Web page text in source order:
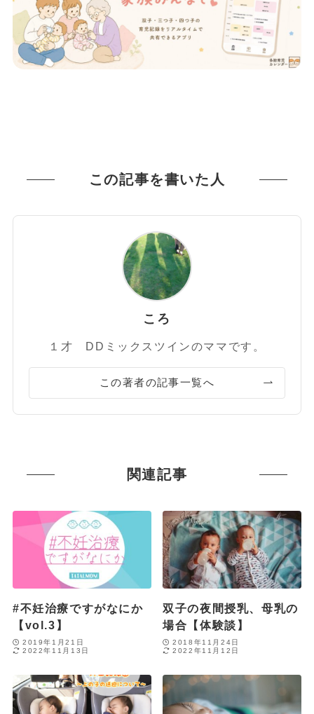
この記事を書いた人
ころ
１才 DDミックスツインのママです。
この著者の記事一覧へ
関連記事
#不妊治療ですがなにか
【vol.3】
2019年1月21日
2022年11月13日
双子の夜間授乳、母乳の
場合【体験談】
2018年11月24日
2022年11月12日